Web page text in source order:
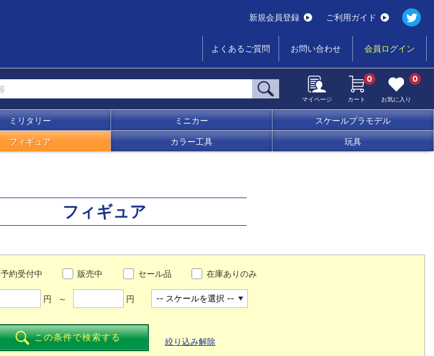
新規会員登録 ご利用ガイド
よくあるご質問 お問い合わせ 会員ログイン
マイページ カート
0
お気に入り
0
ミリタリー ミニカー スケールプラモデル
フィギュア カラー工具 玩具
フィギュア
予約受付中 販売中 セール品 在庫ありのみ
円 ～ 円
この条件で検索する 絞り込み解除